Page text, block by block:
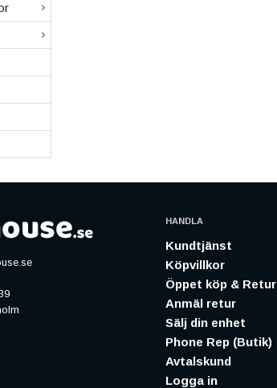
HANDLA
Kundtjänst
Köpvillkor
Öppet köp & Retur
Anmäl retur
Sälj din enhet
Phone Rep (Butik)
Avtalskund
Logga in